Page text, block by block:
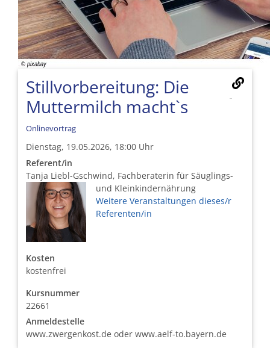
Stillvorbereitung: Die
Muttermilch macht`s
Onlinevortrag
Dienstag, 19.05.2026, 18:00 Uhr
Referent/in
Tanja Liebl-Gschwind, Fachberaterin für Säuglings-
und Kleinkindernährung
Weitere Veranstaltungen dieses/r
Referenten/in
Kosten
kostenfrei
Kursnummer
22661
Anmeldestelle
www.zwergenkost.de oder www.aelf-to.bayern.de